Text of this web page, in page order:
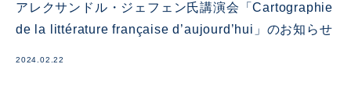
アレクサンドル・ジェフェン氏講演会「Cartographie
de la littérature française d’aujourd’hui」のお知らせ
2024.02.22